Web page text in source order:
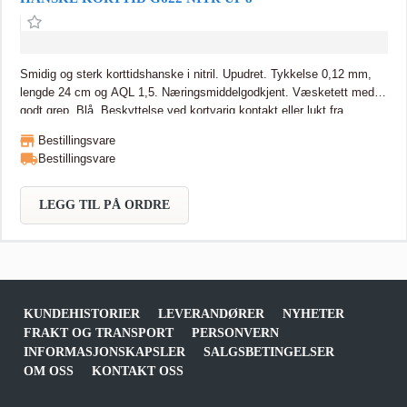
Smidig og sterk korttidshanske i nitril. Upudret. Tykkelse 0,12 mm,
lengde 24 cm og AQL 1,5. Næringsmiddelgodkjent. Væsketett med
godt grep. Blå. Beskyttelse ved kortvarig kontakt eller lukt fra
monteringsarbeid. Smidig og sterk korttidshanske i nitril. Upudret.
Tykkelse 0,12 mm, lengde 24 cm og AQL 1,5.
ved kortvarig kontakt eller lukt fra kjemikalier i laboratorier og
trykkerier, og ved lakkerings- og monteringsarbeid.
Bestillingsvare
Bestillingsvare
LEGG TIL PÅ ORDRE
KUNDEHISTORIER LEVERANDØRER
NYHETER
FRAKT OG TRANSPORT
PERSONVERN
INFORMASJONSKAPSLER
SALGSBETINGELSER
OM OSS
KONTAKT OSS